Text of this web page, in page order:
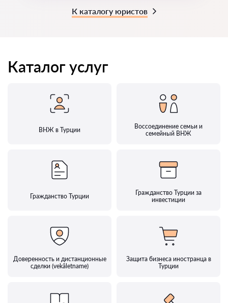
К каталогу юристов
Каталог услуг
ВНЖ в Турции
Воссоединение семьи и
семейный ВНЖ
Гражданство Турции
Гражданство Турции за
инвестиции
Доверенность и дистанционные
сделки (vekâletname)
Защита бизнеса иностранца в
Турции